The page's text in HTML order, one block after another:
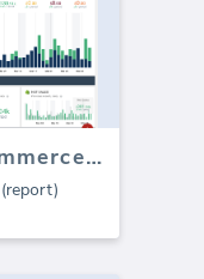
Google Analytics Ecommerce (rapporto)